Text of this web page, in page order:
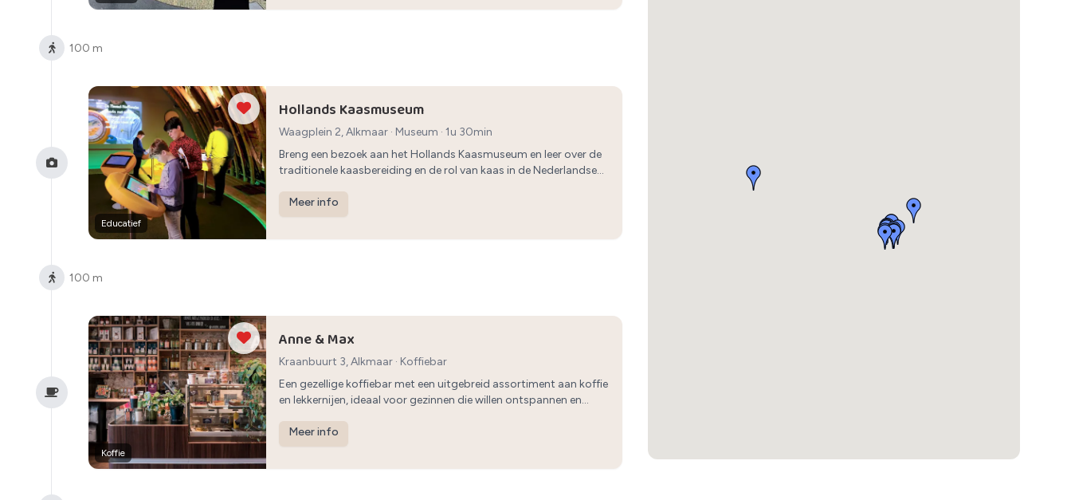
100 m
Educatief
Hollands Kaasmuseum
Waagplein 2, Alkmaar · Museum
· 1u 30min
Breng een bezoek aan het Hollands Kaasmuseum en leer over de
traditionele kaasbereiding en de rol van kaas in de Nederlandse
Meer info
100 m
Koffie
Anne & Max
Kraanbuurt 3, Alkmaar · Koffiebar
Een gezellige koffiebar met een uitgebreid assortiment aan koffie
en lekkernijen, ideaal voor gezinnen die willen ontspannen en
Meer info